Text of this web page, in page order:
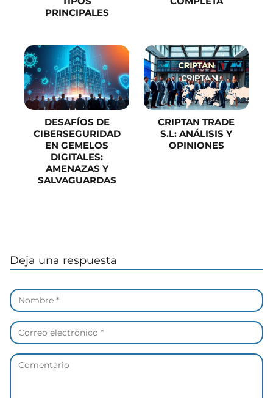
PRINCIPALES
DESAFÍOS DE
CIBERSEGURIDAD
EN GEMELOS
DIGITALES:
AMENAZAS Y
SALVAGUARDAS
CRIPTAN TRADE
S.L: ANÁLISIS Y
OPINIONES
Deja una respuesta